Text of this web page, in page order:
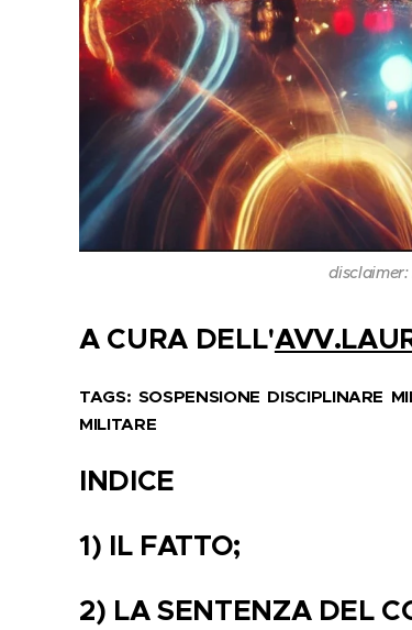
A CURA DELL'
TAGS: SOSPENSIONE DISCIPLINARE
MILITARE
INDICE
1) IL FATTO;
2) LA SENTENZA DEL